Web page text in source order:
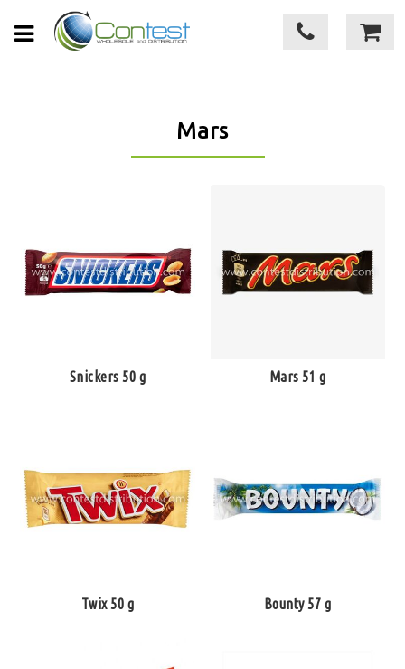
Mars
Snickers 50 g Mars 51 g
Twix 50 g Bounty 57 g